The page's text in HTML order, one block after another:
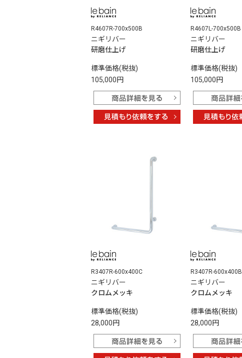
R4607R-700x500B
ニギリバー
研磨仕上げ
標準価格(税抜)
105,000円
R4607L-700x500B
ニギリバー
研磨仕上げ
標準価格(税抜)
105,000円
R3407R-600x400C
ニギリバー
クロムメッキ
標準価格(税抜)
28,000円
R3407R-600x400B
ニギリバー
クロムメッキ
標準価格(税抜)
28,000円